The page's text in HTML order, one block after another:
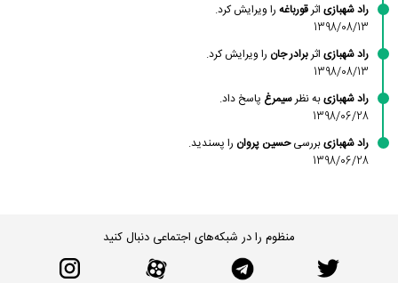
راد شهبازی اثرقورباغه را ویرایش کرد.
1398/08/13
راد شهبازی اثربرادر جان را ویرایش کرد.
1398/08/13
راد شهبازیبه نظرسیمرغ پاسخ داد.
1398/06/28
راد شهبازیبررسیحسین پروان را پسندید.
1398/06/28
منظوم را در شبکه‌های اجتماعی دنبال کنید